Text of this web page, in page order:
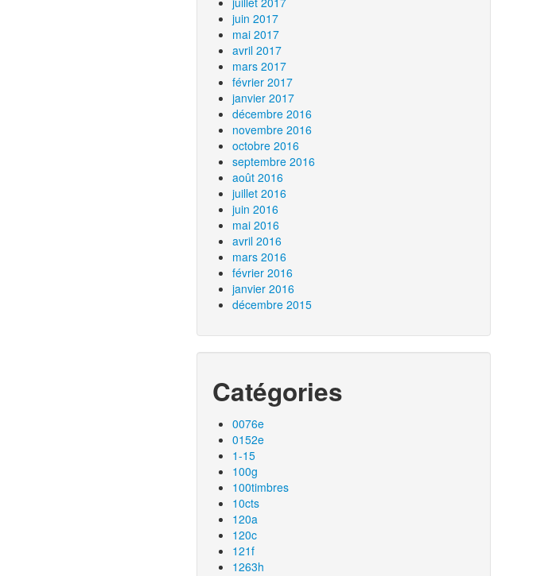
juin 2017
mai 2017
avril 2017
mars 2017
février 2017
janvier 2017
décembre 2016
novembre 2016
octobre 2016
septembre 2016
août 2016
juillet 2016
juin 2016
mai 2016
avril 2016
mars 2016
février 2016
janvier 2016
décembre 2015
Catégories
0076e
0152e
1-15
100g
100timbres
10cts
120a
120c
121f
1263h